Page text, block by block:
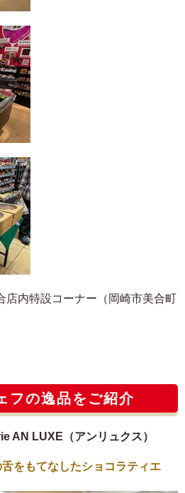
店内特設コーナー（岡崎市美合町
フの逸品をご紹介
AN LUXE（アンリュクス）
をもてなしたショコラティエ